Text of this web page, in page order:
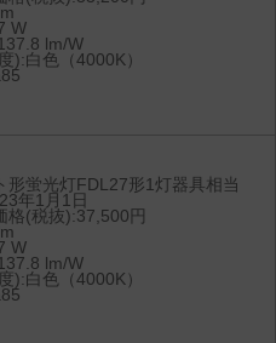
W
lm/W
):白色（4000K）
形蛍光灯FDL27形1灯器具相当
年1月1日
格(税抜):37,500円
W
lm/W
):白色（4000K）